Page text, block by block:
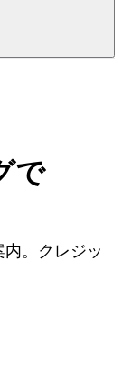
ては、メッ
う場合があり
。
Hostbuddy
ずは自分のリ
で
。クレジッ